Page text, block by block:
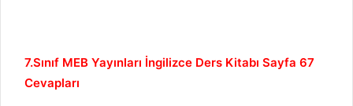
7.Sınıf MEB Yayınları İngilizce Ders Kitabı Sayfa 67
Cevapları